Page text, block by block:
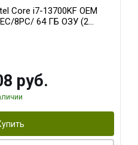
Core i7-13700KF OEM
8PC/ 64 ГБ ОЗУ (2
OC 16GB GDDR7
руб.